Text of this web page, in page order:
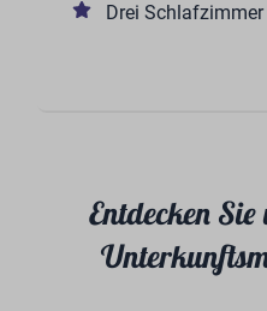
Drei
Entdecken